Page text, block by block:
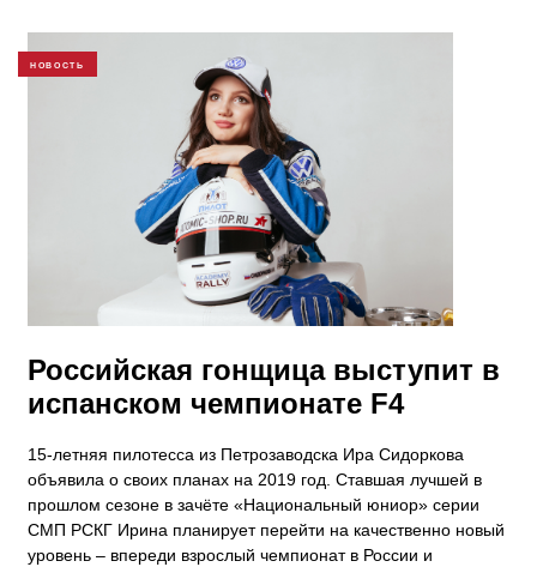
НОВОСТЬ
Российская гонщица выступит в
испанском чемпионате F4
15-летняя пилотесса из Петрозаводска Ира Сидоркова
объявила о своих планах на 2019 год. Ставшая лучшей в
прошлом сезоне в зачёте «Национальный юниор» серии
СМП РСКГ Ирина планирует перейти на качественно новый
уровень – впереди взрослый чемпионат в России и